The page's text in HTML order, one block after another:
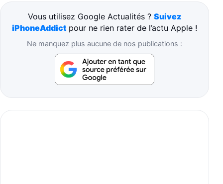
Vous utilisez Google Actualités ? Suivez
iPhoneAddict pour ne rien rater de l’actu Apple !
Ne manquez plus aucune de nos publications :